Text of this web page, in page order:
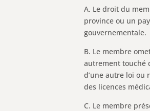
A. Le droit du
province ou un
gouvernementale.
B. Le membre
autrement touché
d’une autre loi ou
des licences
C. Le membre